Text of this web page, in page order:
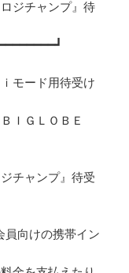
ジチャンプ』待
モード用待受け
ＢＩＧＬＯＢＥ
チャンプ』待受
員向けの携帯イン